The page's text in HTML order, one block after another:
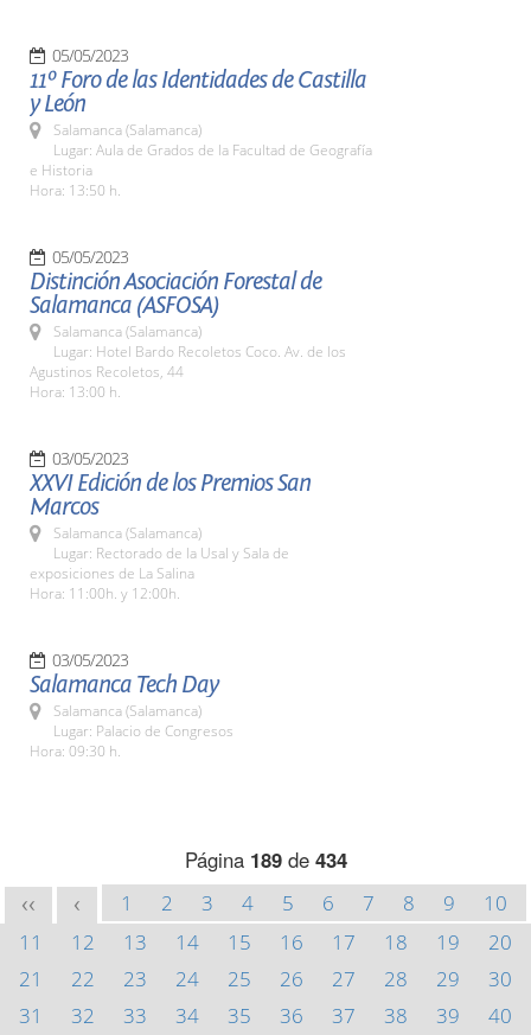
05/05/2023
11º Foro de las Identidades de Castilla
y León
Salamanca (Salamanca)
Lugar: Aula de Grados de la Facultad de Geografía
e Historia
Hora: 13:50 h.
05/05/2023
Distinción Asociación Forestal de
Salamanca (ASFOSA)
Salamanca (Salamanca)
Lugar: Hotel Bardo Recoletos Coco. Av. de los
Agustinos Recoletos, 44
Hora: 13:00 h.
03/05/2023
XXVI Edición de los Premios San
Marcos
Salamanca (Salamanca)
Lugar: Rectorado de la Usal y Sala de
exposiciones de La Salina
Hora: 11:00h. y 12:00h.
03/05/2023
Salamanca Tech Day
Salamanca (Salamanca)
Lugar: Palacio de Congresos
Hora: 09:30 h.
Página 189de 434
<< < 1 2 3 4 5 6 7 8 9
10
11
12 13 14 15 16 17 18 19
20
21
22 23 24 25 26 27 28 29
30
31
32 33 34 35 36 37 38 39
40